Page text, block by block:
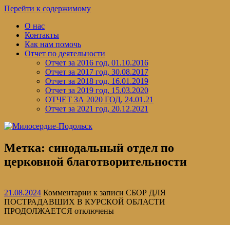
Перейти к содержимому
О нас
Контакты
Как нам помочь
Отчет по деятельности
Отчет за 2016 год, 01.10.2016
Отчет за 2017 год, 30.08.2017
Отчет за 2018 год, 16.01.2019
Отчет за 2019 год, 15.03.2020
ОТЧЕТ ЗА 2020 ГОД, 24.01.21
Отчет за 2021 год, 20.12.2021
Метка: синодальный отдел по
церковной благотворительности
21.08.2024 Комментарии к записи СБОР ДЛЯ
ПОСТРАДАВШИХ В КУРСКОЙ ОБЛАСТИ
ПРОДОЛЖАЕТСЯ отключены